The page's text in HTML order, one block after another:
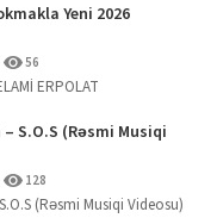
Yeni 2026
56
ERPOLAT
S.O.S (Rəsmi Musiqi
128
(Rəsmi Musiqi Videosu)